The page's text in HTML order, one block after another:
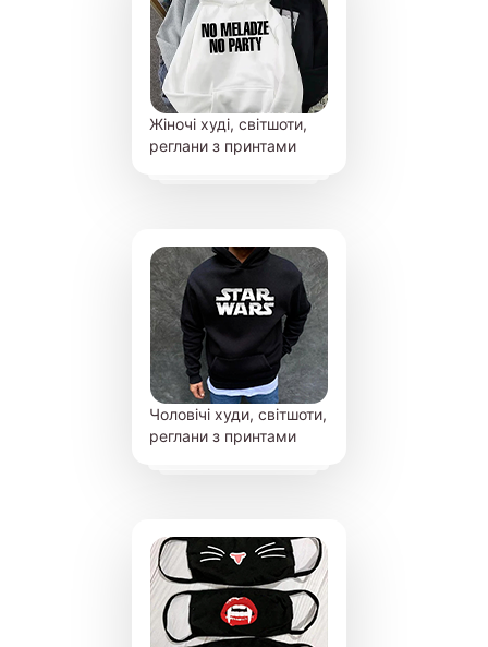
Жіночі худі, світшоти,
реглани з принтами
Чоловічі худи, світшоти,
реглани з принтами